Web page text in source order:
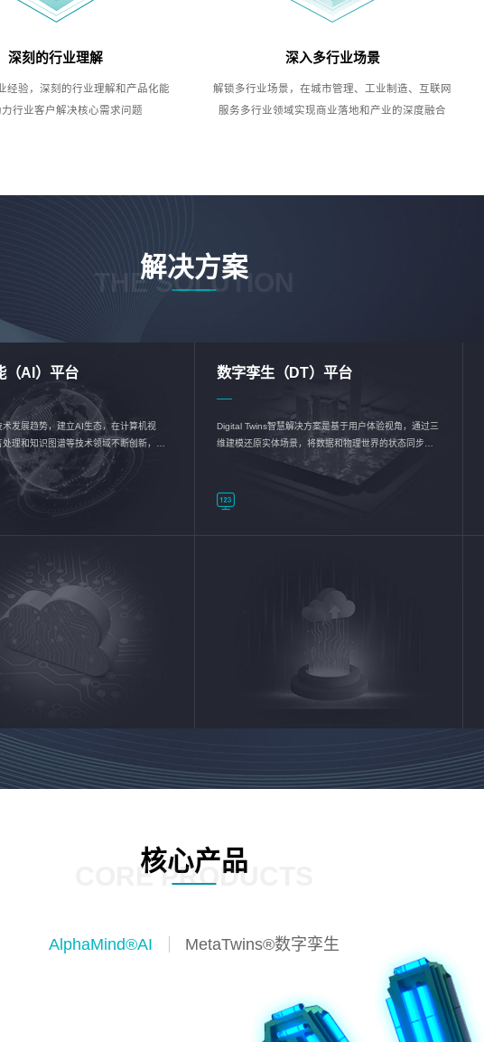
深刻的行业理解
经验，深刻的行业理解和产品化能
力行业客户解决核心需求问题
深入多行业场景
解锁多行业场景，在城市管理、工业制造、互联网
服务多行业领域实现商业落地和产业的深度融合
解决方案
THE SOLUTION
（AI）平台
术发展趋势，建立AI生态，在计算机视
理和知识图谱等技术领域不断创新，持
智化转型加速器—AlphaMind®AI能力开放
数字孪生（DT）平台
Digital Twins智慧解决方案是基于用户体验视角，通过三
维建模还原实体场景，将数据和物理世界的状态同步呈
现，使用户对关键数据有更直观的感受，推动各行业完
成智能化转型，实现新旧动能的转换
核心产品
CORE PRODUCTS
AlphaMind®AI MetaTwins®数字孪生